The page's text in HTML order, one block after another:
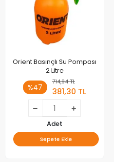
Orient Basınçlı Su Pompası
2 Litre
%47
714,94 TL
381,30 TL
Adet
Sepete Ekle